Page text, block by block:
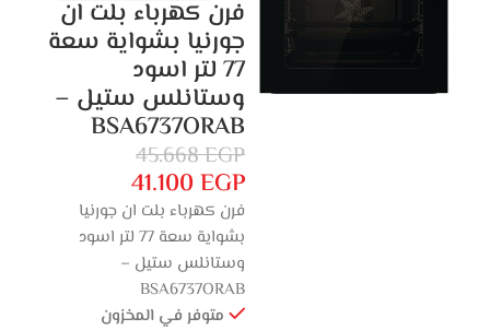
فرن كهرباء بلت ان
جورنيا بشواية سعة
77 لتر اسود
وستانلس ستيل –
BSA6737ORAB
45.668EGP
41.100 EGP
فرن كهرباء بلت ان جورنيا
بشواية سعة 77 لتر اسود
وستانلس ستيل –
BSA6737ORAB
متوفر في المخزون